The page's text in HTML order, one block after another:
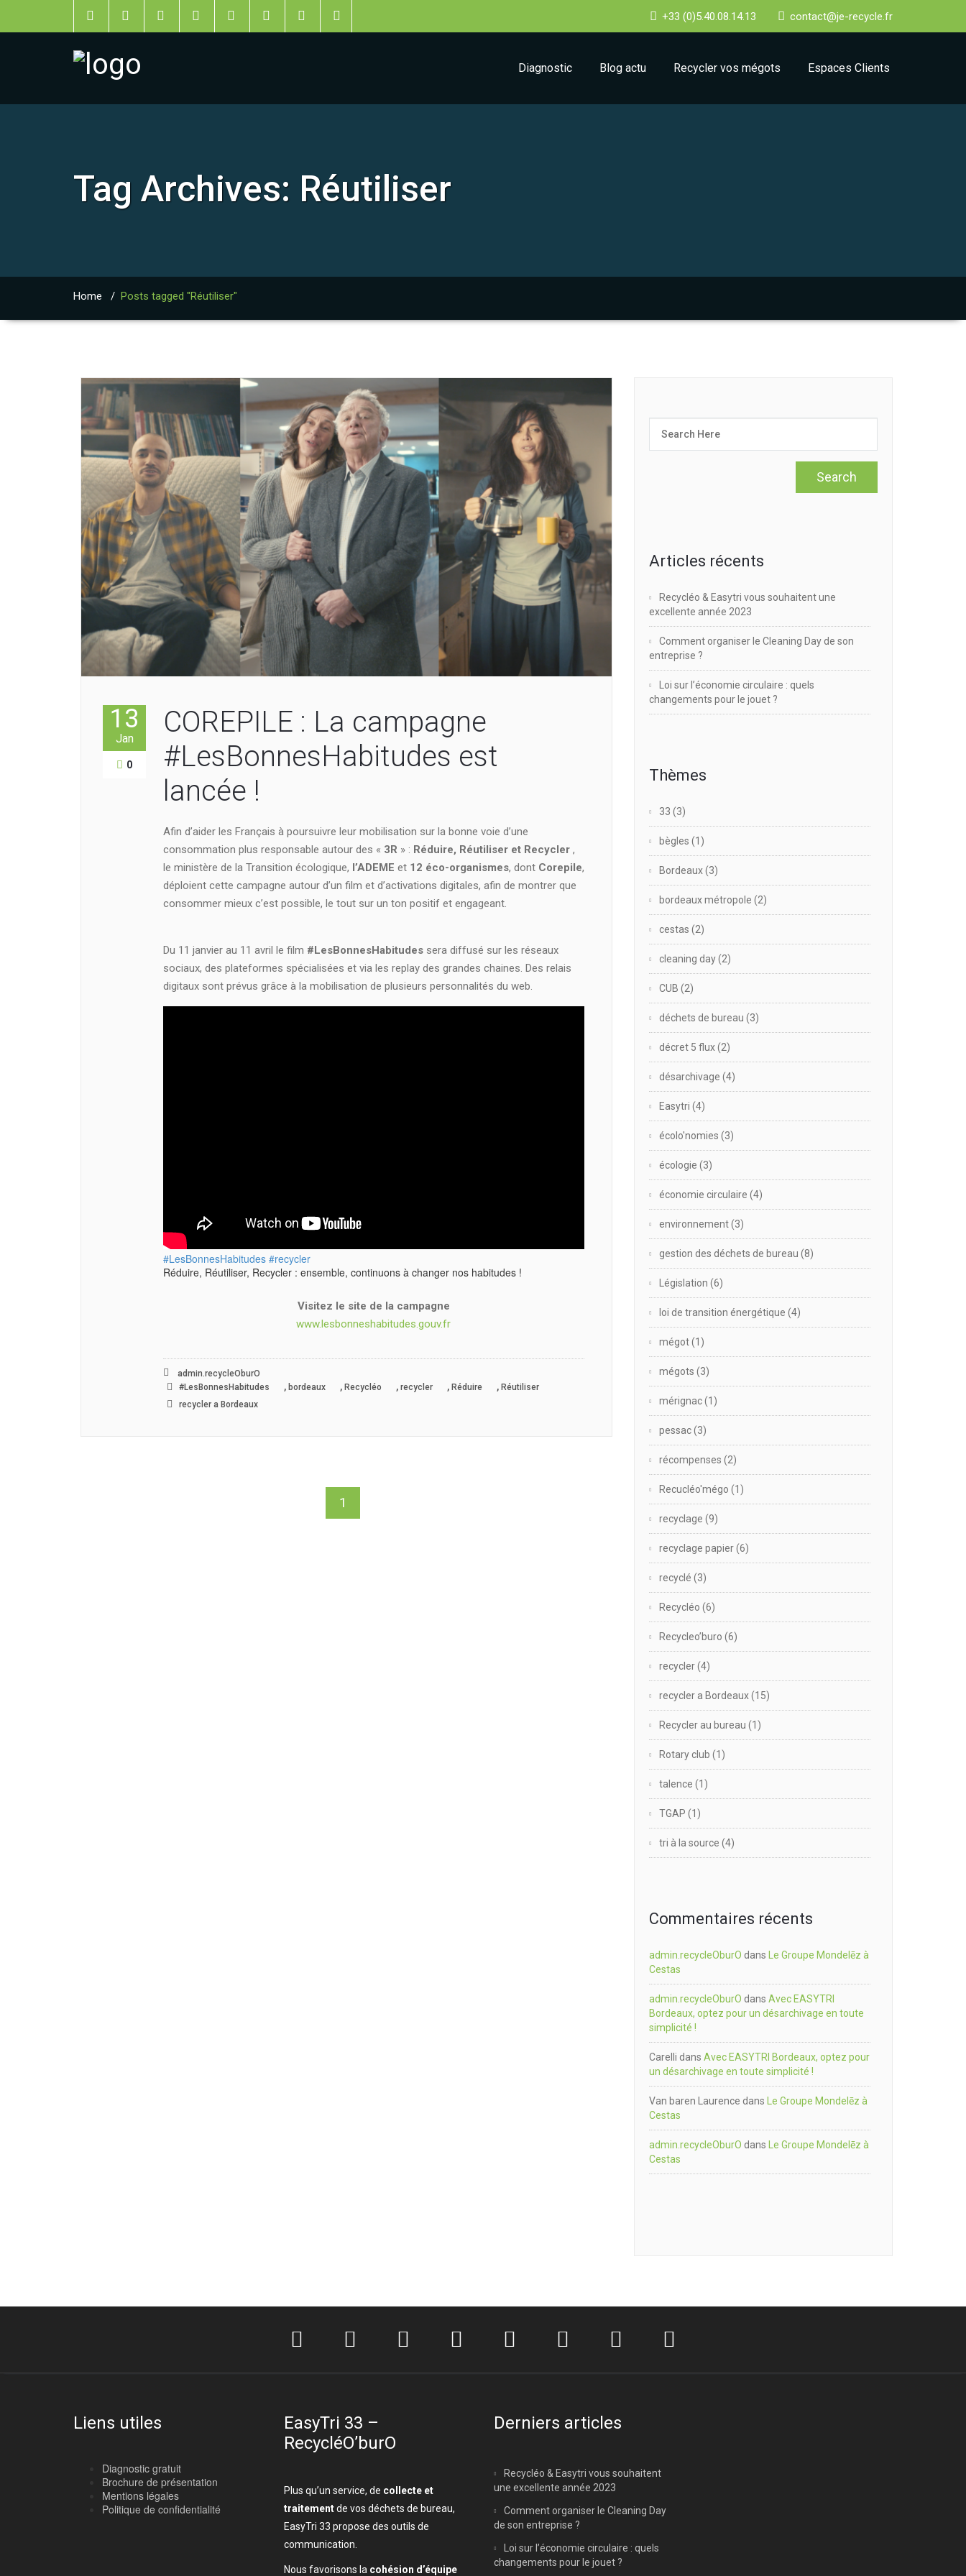
+33 (0)5.40.08.14.13 contact@je-recycle.fr
Diagnostic Blog actu Recycler vos mégots Espaces Clients
Tag Archives: Réutiliser
Home / Posts tagged "Réutiliser"
13
Jan
0
COREPILE : La campagne
#LesBonnesHabitudes est
lancée !
Afin d’aider les Français à poursuivre leur mobilisation sur la bonne voie d’une
consommation plus responsable autour des « 3R » : Réduire, Réutiliser et Recycler,
le ministère de la Transition écologique, l’ADEME et 12 éco-organismes, dont Corepile,
déploient cette campagne autour d’un film et d’activations digitales, afin de montrer que
consommer mieux c’est possible, le tout sur un ton positif et engageant.
Du 11 janvier au 11 avril le film #LesBonnesHabitudessera diffusé sur les réseaux
sociaux, des plateformes spécialisées et via les replay des grandes chaines. Des relais
digitaux sont prévus grâce à la mobilisation de plusieurs personnalités du web.
#LesBonnesHabitudes #recycler
Réduire, Réutiliser, Recycler : ensemble, continuons à changer nos habitudes !
Visitez le site de la campagne
www.lesbonneshabitudes.gouv.fr
admin.recycleOburO
#LesBonnesHabitudes
, bordeaux , Recycléo , recycler , Réduire , Réutiliser
recycler a Bordeaux
1
Articles récents
Recycléo & Easytri vous souhaitent une
excellente année 2023
Comment organiser le Cleaning Day de son
entreprise ?
Loi sur l’économie circulaire : quels
changements pour le jouet ?
Thèmes
33 (3)
bègles (1)
Bordeaux(3)
bordeaux métropole (2)
cestas (2)
cleaning day(2)
CUB (2)
déchets de bureau (3)
décret 5 flux(2)
désarchivage (4)
Easytri (4)
écolo'nomies (3)
écologie (3)
économie circulaire (4)
environnement(3)
gestion des déchets de bureau (8)
Législation (6)
loi de transition énergétique (4)
mégot(1)
mégots (3)
mérignac(1)
pessac(3)
récompenses (2)
Recucléo'mégo (1)
recyclage (9)
recyclage papier(6)
recyclé (3)
Recycléo (6)
Recycleo’buro (6)
recycler(4)
recycler a Bordeaux(15)
Recycler au bureau (1)
Rotary club (1)
talence (1)
TGAP (1)
tri à la source (4)
Commentaires récents
admin.recycleOburO dans
Le Groupe Mondelēz à
Cestas
admin.recycleOburO dans Avec EASYTRI
Bordeaux, optez pour un désarchivage en toute
simplicité !
Carelli dans Avec EASYTRI Bordeaux, optez pour
un désarchivage en toute simplicité !
Van baren Laurence dans
Le Groupe Mondelēz à
Cestas
admin.recycleOburO dans
Le Groupe Mondelēz à
Cestas
Liens utiles
Diagnostic gratuit
Brochure de présentation
Mentions légales
Politique de confidentialité
EasyTri 33 –
RecycléO’burO
Plus qu’un service, de collecte et
traitementde vos déchets de bureau,
EasyTri 33 propose des outils de
communication.
Nous favorisons la cohésion d’équipe
Derniers articles
Recycléo & Easytri vous souhaitent
une excellente année 2023
Comment organiser le Cleaning Day
de son entreprise ?
Loi sur l’économie circulaire : quels
changements pour le jouet ?